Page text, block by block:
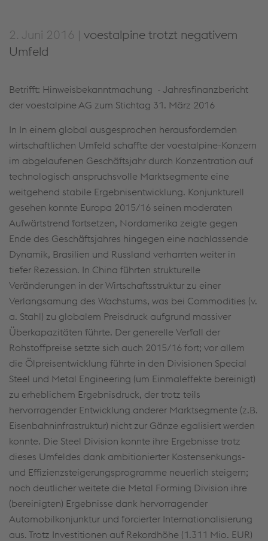
2. Juni 2016 | voestalpine trotzt negativem
Umfeld
Betrifft: Hinweisbekanntmachung - Jahresfinanzbericht
der voestalpine AG zum Stichtag 31. März 2016
In In einem global ausgesprochen herausfordernden
wirtschaftlichen Umfeld schaffte der voestalpine-Konzern
im abgelaufenen Geschäftsjahr durch Konzentration auf
technologisch anspruchsvolle Marktsegmente eine
weitgehend stabile Ergebnisentwicklung. Konjunkturell
gesehen konnte Europa 2015/16 seinen moderaten
Aufwärtstrend fortsetzen, Nordamerika zeigte gegen
Ende des Geschäftsjahres hingegen eine nachlassende
Dynamik, Brasilien und Russland verharrten weiter in
tiefer Rezession. In China führten strukturelle
Veränderungen in der Wirtschaftsstruktur zu einer
Verlangsamung des Wachstums, was bei Commodities (v.
a. Stahl) zu globalem Preisdruck aufgrund massiver
Überkapazitäten führte. Der generelle Verfall der
Rohstoffpreise setzte sich auch 2015/16 fort; vor allem
die Ölpreisentwicklung führte in den Divisionen Special
Steel und Metal Engineering (um Einmaleffekte bereinigt)
zu erheblichem Ergebnisdruck, der trotz teils
hervorragender Entwicklung anderer Marktsegmente (z.B.
Eisenbahninfrastruktur) nicht zur Gänze egalisiert werden
konnte. Die Steel Division konnte ihre Ergebnisse trotz
dieses Umfeldes dank ambitionierter Kostensenkungs-
und Effizienzsteigerungsprogramme neuerlich steigern;
noch deutlicher weitete die Metal Forming Division ihre
(bereinigten) Ergebnisse dank hervorragender
Automobilkonjunktur und forcierter Internationalisierung
aus. Trotz Investitionen auf Rekordhöhe (1.311 Mio. EUR)